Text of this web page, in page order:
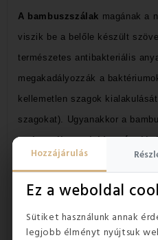
Hozzájárulás
Ez a weboldal
Sütiket használunk annak
legjobb élményt nyújtsuk
A bambuszszálak magának a
viszik be a belőle készült
természetes antibakteriális
megakadályozzák a
kellemetlen szagok
szagokat). Ugyanakkor a
antisztatikus
bambuszszálakból készült